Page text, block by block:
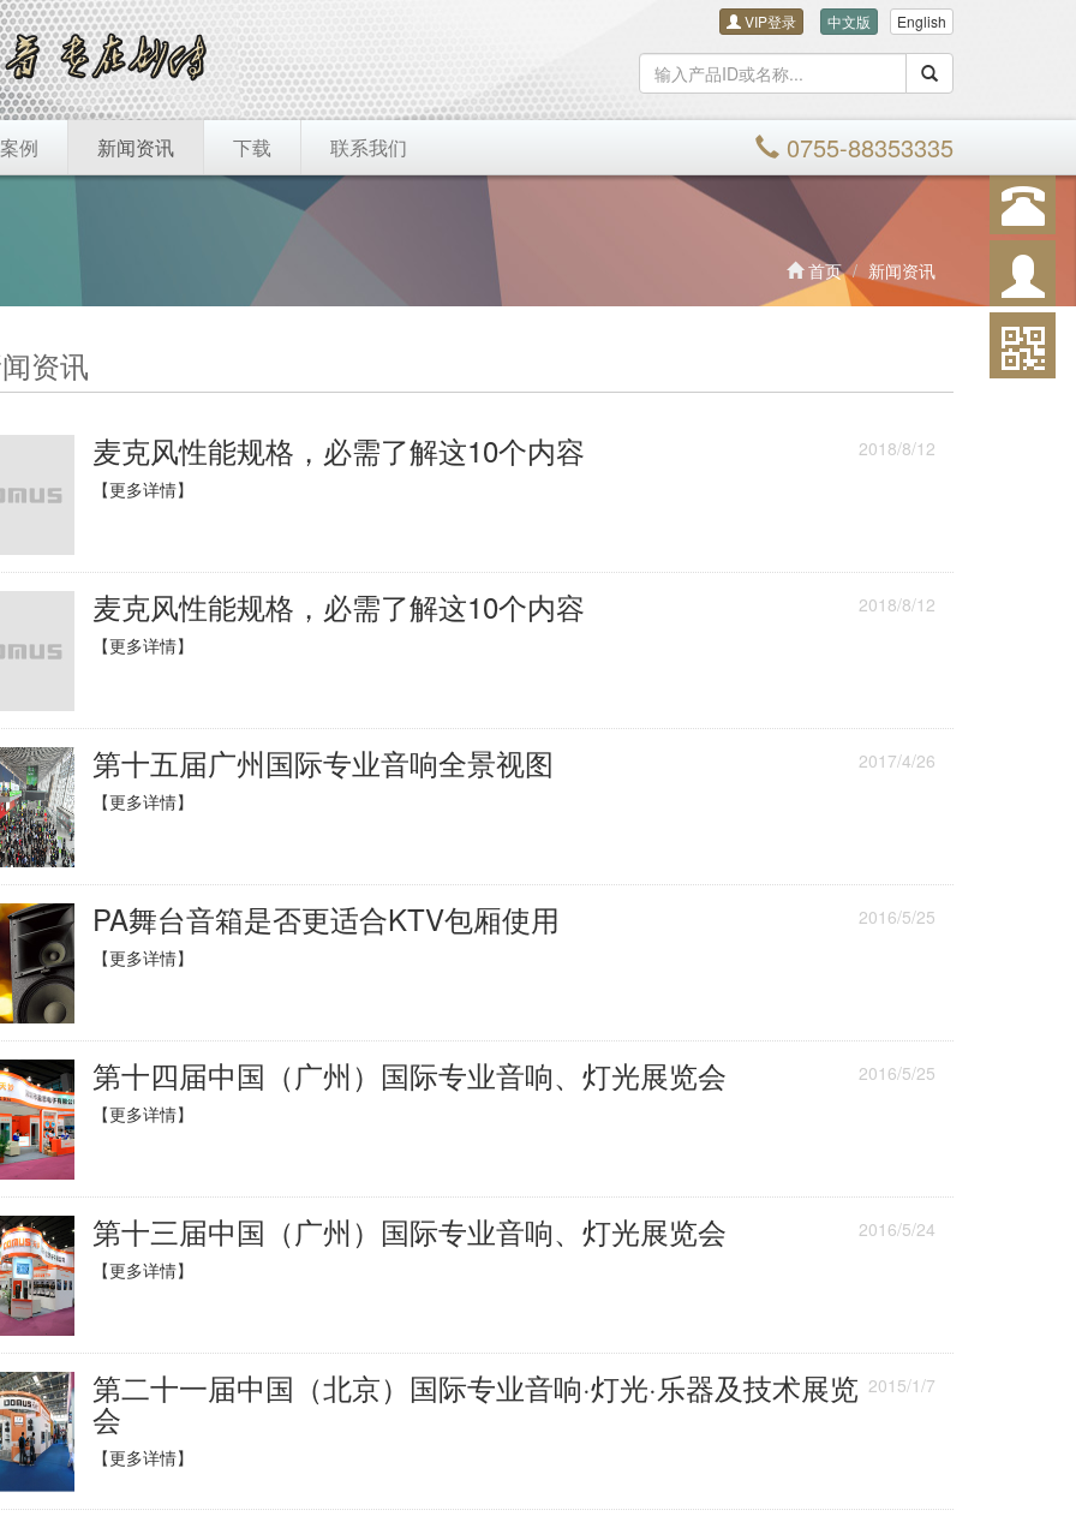
VIP登录 中文版 English
搜索
0755-88353335
例 新闻资讯 下载 联系我们
首页 新闻资讯
资讯
2018/8/12
麦克风性能规格，必需了解这10个内容
【更多详情】
2018/8/12
麦克风性能规格，必需了解这10个内容
【更多详情】
2017/4/26
第十五届广州国际专业音响全景视图
【更多详情】
2016/5/25
PA舞台音箱是否更适合KTV包厢使用
【更多详情】
2016/5/25
第十四届中国（广州）国际专业音响、灯光展览会
【更多详情】
2016/5/24
第十三届中国（广州）国际专业音响、灯光展览会
【更多详情】
2015/1/7
第二十一届中国（北京）国际专业音响·灯光·乐器及技术展览
会
【更多详情】